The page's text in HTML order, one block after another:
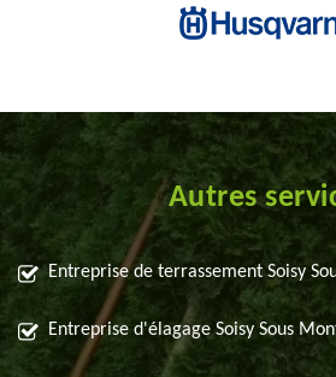
Autres
Entreprise de terrassement Soisy
Entreprise d'élagage Soisy Sous